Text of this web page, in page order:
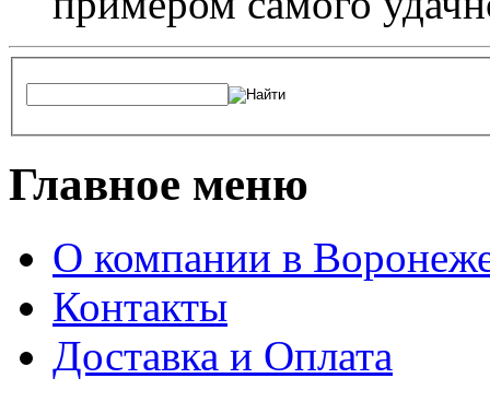
Главное меню
О компании в
Контакты
Доставка и Оплата